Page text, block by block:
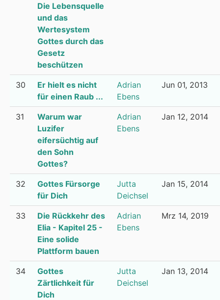
Die Lebensquelle
und das
Wertesystem
Gottes durch das
Gesetz
beschützen
30
Er hielt es nicht
für einen Raub ...
Adrian
Ebens
Jun 01, 2013
31
Warum war
Luzifer
eifersüchtig auf
den Sohn
Gottes?
Adrian
Ebens
Jan 12, 2014
32
Gottes Fürsorge
für Dich
Jutta
Deichsel
Jan 15, 2014
33
Die Rückkehr des
Elia - Kapitel 25 -
Eine solide
Plattform bauen
Adrian
Ebens
Mrz 14, 2019
34
Gottes
Zärtlichkeit für
Dich
Jutta
Deichsel
Jan 13, 2014